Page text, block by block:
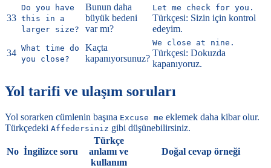
33
Do you have
this in a
larger size?
Bunun daha
büyük bedeni
var mı?
Let me check for you.
Türkçesi: Sizin için kontrol
edeyim.
34 What time do
you close?
Kaçta
kapanıyorsunuz?
We close at nine.
Türkçesi: Dokuzda
kapanıyoruz.
Yol tarifi ve ulaşım soruları
Yol sorarken cümlenin başına Excuse me eklemek daha kibar olur.
Türkçedeki Affedersiniz gibi düşünebilirsiniz.
No İngilizce soru
Türkçe
anlamı ve
kullanım
Doğal cevap örneği